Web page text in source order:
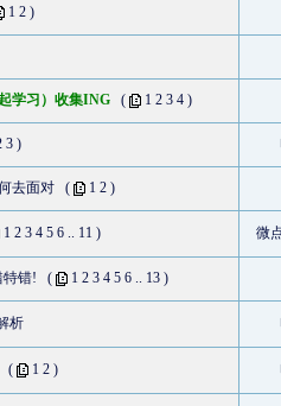
1 2 )
学习）收集ING ( 1 2 3 4 )
3 )
去面对 ( 1 2 )
1 2 3 4 5 6 .. 11 ) 微
特错! ( 1 2 3 4 5 6 .. 13 )
析
( 1 2 )